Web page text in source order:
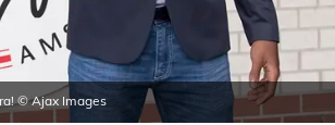
© Ajax Images